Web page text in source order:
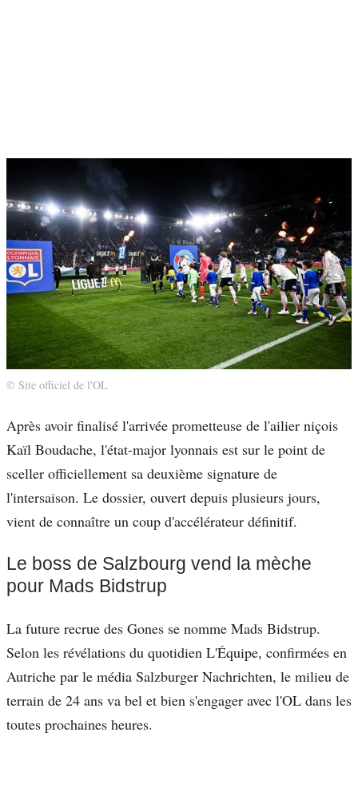
© Site officiel de l'OL
Après avoir finalisé l'arrivée prometteuse de l'ailier niçois
Kaïl Boudache, l'état-major lyonnais est sur le point de
sceller officiellement sa deuxième signature de
l'intersaison. Le dossier, ouvert depuis plusieurs jours,
vient de connaître un coup d'accélérateur définitif.
Le boss de Salzbourg vend la mèche
pour Mads Bidstrup
La future recrue des Gones se nomme Mads Bidstrup.
Selon les révélations du quotidien L'Équipe, confirmées en
Autriche par le média Salzburger Nachrichten, le milieu de
terrain de 24 ans va bel et bien s'engager avec l'OL dans les
toutes prochaines heures.